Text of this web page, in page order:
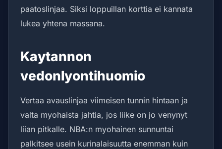
paatoslinjaa. Siksi loppuillan korttia ei kannata
lukea yhtena massana.
Kaytannon
vedonlyontihuomio
Vertaa avauslinjaa viimeisen tunnin hintaan ja
valta myohaista jahtia, jos liike on jo venynyt
liian pitkalle. NBA:n myohainen sunnuntai
palkitsee usein kurinalaisuutta enemman kuin